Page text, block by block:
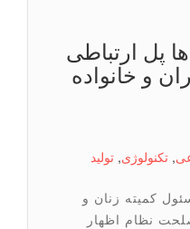
ارتباطی
,تولید
زنان و
اظهار